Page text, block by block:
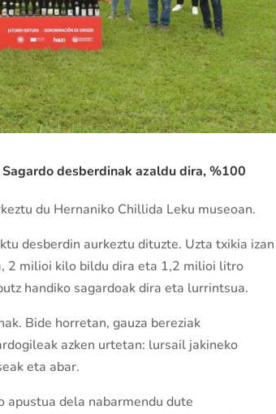
desberdinak azaldu dira, %100
du Hernaniko Chillida Leku museoan.
desberdin aurkeztu dituzte. Uzta txikia izan
2 milioi kilo bildu dira eta 1,2 milioi litro
handiko sagardoak dira eta lurrintsua.
Bide horretan, gauza bereziak
azken urtetan: lursail jakineko
eta abar.
dela nabarmendu dute